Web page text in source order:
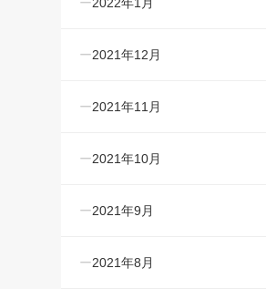
2022年1月
2021年12月
2021年11月
2021年10月
2021年9月
2021年8月